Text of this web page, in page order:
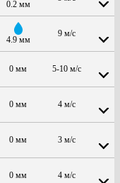
0.2 мм
4.9 мм
9 м/с
0 мм 5-10 м/с
0 мм 4 м/с
0 мм 3 м/с
0 мм 4 м/с